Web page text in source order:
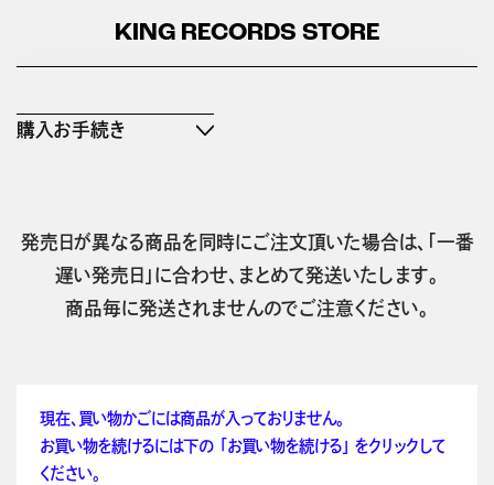
KING RECORDS STORE
購入お手続き
発売日が異なる商品を同時にご注文頂いた場合は、「一番
遅い発売日」に合わせ、まとめて発送いたします。
商品毎に発送されませんのでご注意ください。
現在、買い物かごには商品が入っておりません。
お買い物を続けるには下の 「お買い物を続ける」 をクリックして
ください。